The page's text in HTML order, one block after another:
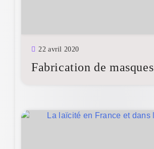
22 avril 2020
Fabrication de masques